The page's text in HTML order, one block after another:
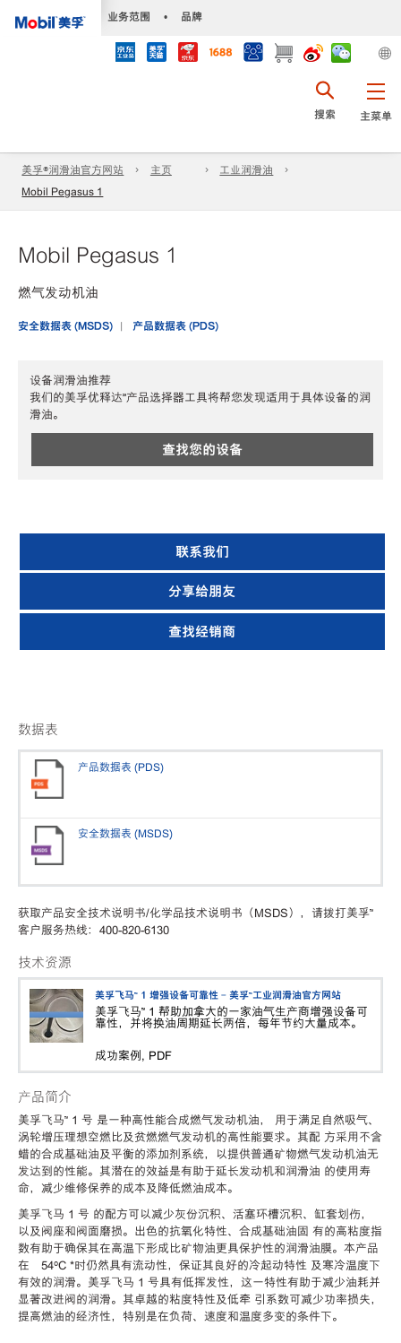
业务范围 • 品牌
主菜单
搜索
美孚®润滑油官方网站 主页
工业润滑油
Mobil Pegasus 1
Mobil Pegasus 1
燃气发动机油
安全数据表 (MSDS) 产品数据表 (PDS)
设备润滑油推荐
我们的美孚优释达℠产品选择器工具将帮您发现适用于具体设备的润
滑油。
查找您的设备
联系我们
分享给朋友
查找经销商
数据表
产品数据表 (PDS)
安全数据表 (MSDS)
获取产品安全技术说明书/化学品技术说明书（MSDS），请拨打美孚™
客户服务热线：400-820-6130
技术资源
美孚飞马™ 1 增强设备可靠性 - 美孚™工业润滑油官方网站
美孚飞马™ 1 帮助加拿大的一家油气生产商增强设备可
靠性，并将换油周期延长两倍，每年节约大量成本。
成功案例, PDF
产品简介
美孚飞马™ 1 号 是一种高性能合成燃气发动机油， 用于满足自然吸气、
涡轮增压理想空燃比及贫燃燃气发动机的高性能要求。其配 方采用不含
蜡的合成基础油及平衡的添加剂系统，以提供普通矿物燃气发动机油无
发达到的性能。其潜在的效益是有助于延长发动机和润滑油 的使用寿
命，减少维修保养的成本及降低燃油成本。
美孚飞马 1 号 的配方可以减少灰份沉积、活塞环槽沉积、缸套划伤，
以及阀座和阀面磨损。出色的抗氧化特性、合成基础油固 有的高粘度指
数有助于确保其在高温下形成比矿物油更具保护性的润滑油膜。本产品
在–54ºC *时仍然具有流动性，保证其良好的冷起动特性 及寒冷温度下
有效的润滑。美孚飞马 1 号具有低挥发性，这一特性有助于减少油耗并
显著改进阀的润滑。其卓越的粘度特性及低牵 引系数可减少功率损失，
提高燃油的经济性，特别是在负荷、速度和温度多变的条件下。